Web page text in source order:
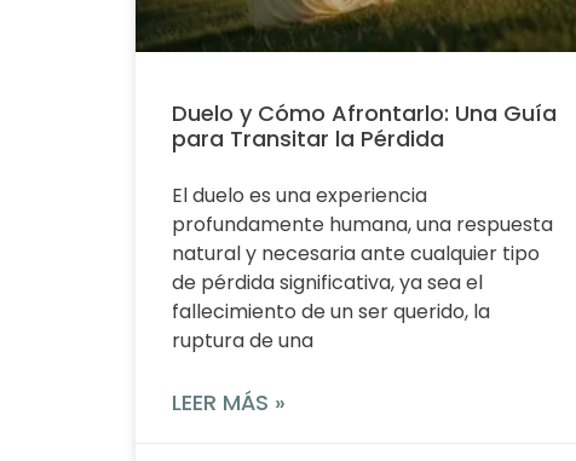
Duelo y Cómo Afrontarlo: Una Guía
para Transitar la Pérdida
El duelo es una experiencia
profundamente humana, una respuesta
natural y necesaria ante cualquier tipo
de pérdida significativa, ya sea el
fallecimiento de un ser querido, la
ruptura de una
LEER MÁS »